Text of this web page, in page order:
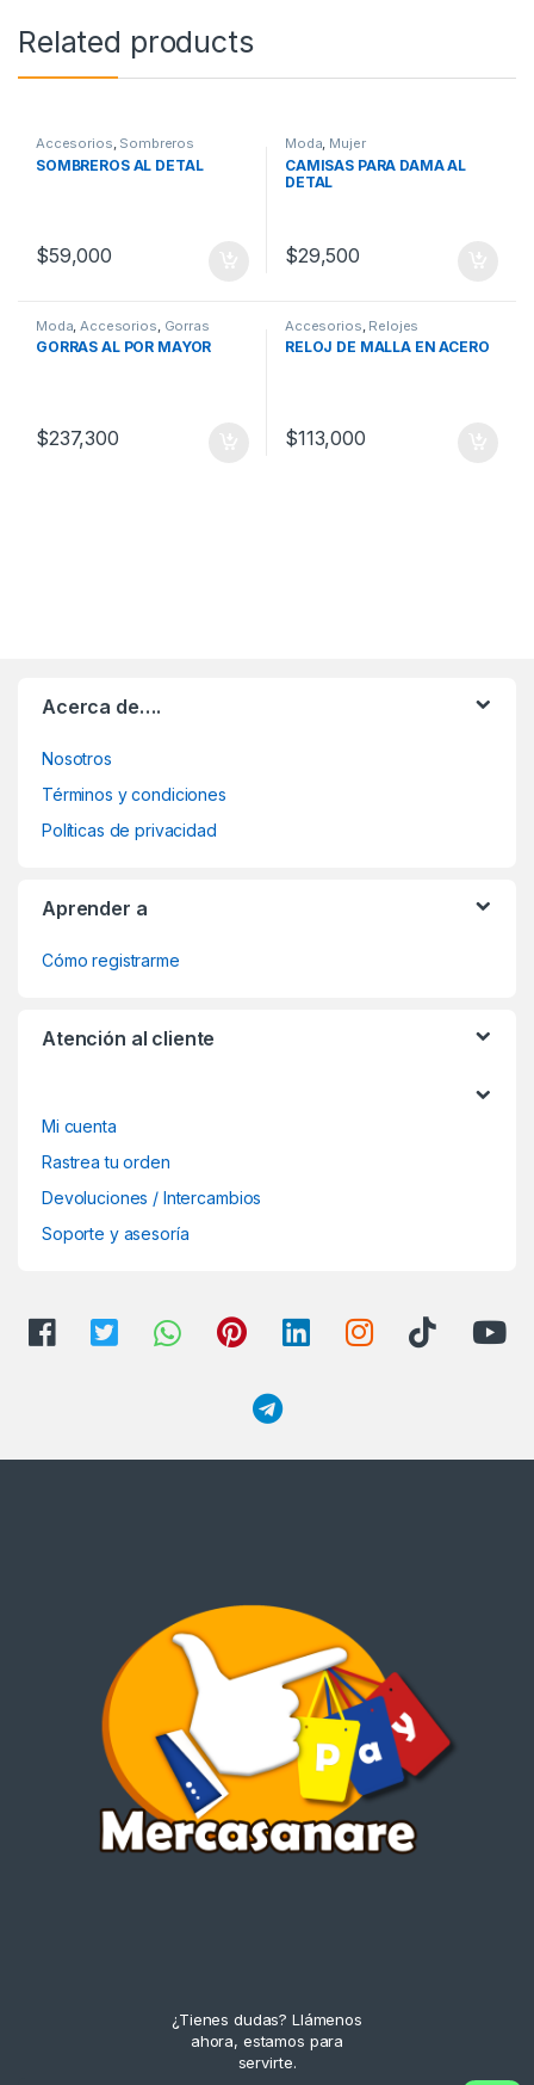
Related products
Accesorios, Sombreros
SOMBREROS AL DETAL
$59,000
Moda, Mujer
CAMISAS PARA DAMA AL
DETAL
$29,500
Moda Accesorios Gorras
GORRAS AL POR MAYOR
$237,300
Accesorios Relojes
RELOJ DE MALLA EN ACERO
$113,000
Acerca de….
Nosotros
Términos y condiciones
Políticas de privacidad
Aprender a
Cómo registrarme
Atención al cliente
Mi cuenta
Rastrea tu orden
Devoluciones / Intercambios
Soporte y asesoría
¿Tienes dudas? Llámenos
ahora, estamos para
servirte.